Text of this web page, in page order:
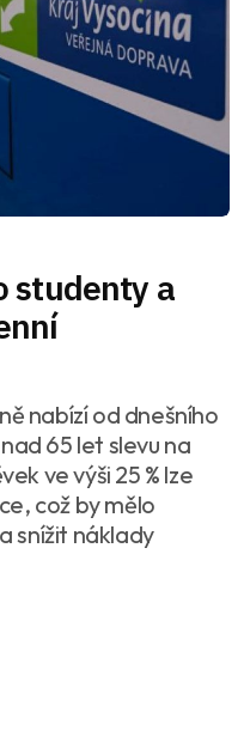
studenty a
nabízí od dnešního
65 let slevu na
ve výši 25 % lze
což by mělo
snížit náklady